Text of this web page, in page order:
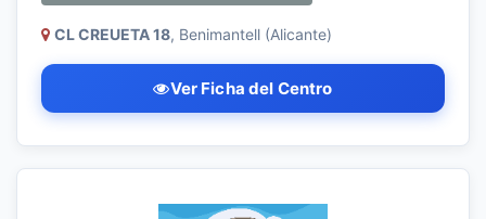
CL CREUETA 18, Benimantell (Alicante)
Ver Ficha del Centro